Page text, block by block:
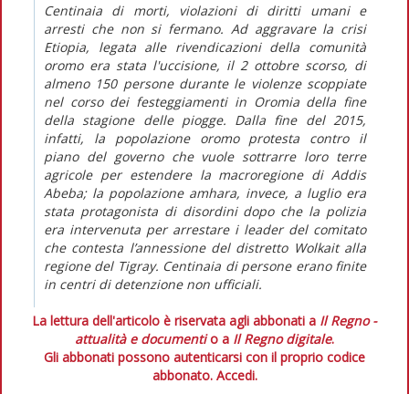
Centinaia di morti, violazioni di diritti umani e
arresti che non si fermano. Ad aggravare la crisi
Etiopia, legata alle rivendicazioni della comunità
oromo era stata l'uccisione, il 2 ottobre scorso, di
almeno 150 persone durante le violenze scoppiate
nel corso dei festeggiamenti in Oromia della fine
della stagione delle piogge. Dalla fine del 2015,
infatti, la popolazione oromo protesta contro il
piano del governo che vuole sottrarre loro terre
agricole per estendere la macroregione di Addis
Abeba; la popolazione amhara, invece, a luglio era
stata protagonista di disordini dopo che la polizia
era intervenuta per arrestare i leader del comitato
che contesta l’annessione del distretto Wolkait alla
regione del Tigray. Centinaia di persone erano finite
in centri di detenzione non ufficiali.
La lettura dell'articolo è riservata agli abbonati a Il Regno -
attualità e documentio a Il Regno digitale.
Gli abbonati possono autenticarsi con il proprio codice
abbonato. Accedi.